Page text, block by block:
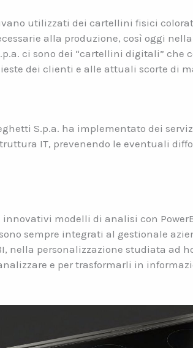
utilizzati dei cartellini fisici
alla produzione, così oggi
ci sono dei “cartellini digitali” che
dei clienti e alle attuali scorte di
S.p.a. ha implementato dei
IT, prevenendo le eventuali
modelli di analisi con
sempre integrati al gestionale
nella personalizzazione studiata ad
e per trasformarli in